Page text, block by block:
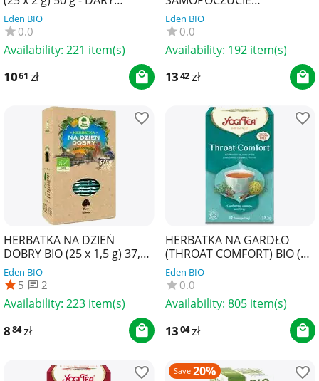
NATURY
Eden BIO
0.0
Availability: 221 item(s)
1061 zł
(WELLBEING) BIO (17 x 1,8 g)
30,6 g - YOGI TEA
Eden BIO
0.0
Availability: 192 item(s)
1342zł
HERBATKA NA DZIEŃ
DOBRY BIO (25 x 1,5 g) 37,5
g - DARY NATURY
Eden BIO
5 2
Availability: 223 item(s)
884 zł
HERBATKA NA GARDŁO
(THROAT COMFORT) BIO (17
x 1,9 g) 32,3 g - YOGI TEA
Eden BIO
0.0
Availability: 805 item(s)
1304 zł
Save 20%